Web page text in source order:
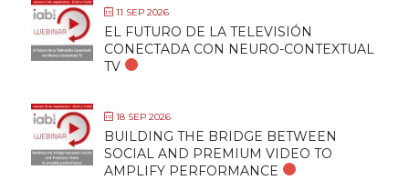
11 SEP 2026
EL FUTURO DE LA TELEVISIÓN
CONECTADA CON NEURO-CONTEXTUAL
TV
18 SEP 2026
BUILDING THE BRIDGE BETWEEN
SOCIAL AND PREMIUM VIDEO TO
AMPLIFY PERFORMANCE